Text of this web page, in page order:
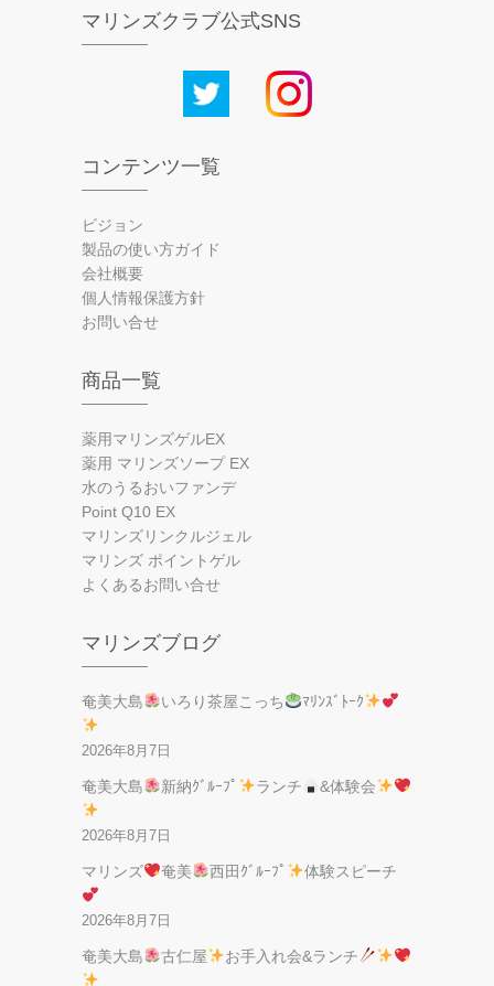
マリンズクラブ公式SNS
コンテンツ一覧
ビジョン
製品の使い方ガイド
会社概要
個人情報保護方針
お問い合せ
商品一覧
薬用マリンズゲルEX
薬用 マリンズソープ EX
水のうるおいファンデ
Point Q10 EX
マリンズリンクルジェル
マリンズ ポイントゲル
よくあるお問い合せ
マリンズブログ
奄美大島 いろり茶屋こっち ﾏﾘﾝｽﾞﾄｰｸ
2026年8月7日
奄美大島 新納ｸﾞﾙｰﾌﾟ ランチ &体験会
2026年8月7日
マリンズ 奄美 西田ｸﾞﾙｰﾌﾟ 体験スピーチ
2026年8月7日
奄美大島 古仁屋 お手入れ会&ランチ